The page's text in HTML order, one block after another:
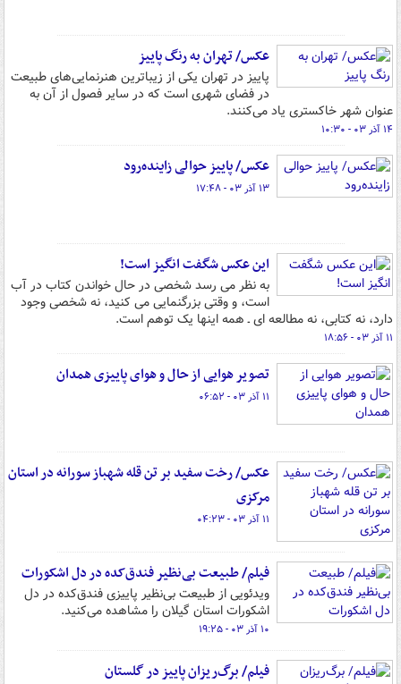
عکس/ تهران به رنگ پاییز
پاییز در تهران یکی از زیباترین هنرنمایی‌های طبیعت
در فضای شهری است که در سایر فصول از آن به
عنوان شهر خاکستری یاد می‌کنند.
۱۴ آذر ۰۳ - ۱۰:۳۰
عکس/ پاییز حوالی زاینده‌رود
۱۳ آذر ۰۳ - ۱۷:۴۸
این عکس شگفت انگیز است!
به نظر می رسد شخصی در حال خواندن کتاب در آب
است، و وقتی بزرگنمایی می کنید، نه شخصی وجود
دارد، نه کتابی، نه مطالعه ای ـ همه اینها یک توهم است.
۱۱ آذر ۰۳ - ۱۸:۵۶
تصویر هوایی از حال و هوای پاییزی همدان
۱۱ آذر ۰۳ - ۰۶:۵۲
عکس/ رخت سفید بر تن قله شهباز سورانه در استان
مرکزی
۱۱ آذر ۰۳ - ۰۴:۲۳
فیلم/ طبیعت بی‌نظیر فندق‌کده در دل اشکورات
ویدئویی از طبیعت بی‌نظیر پاییزی فندق‌کده در دل
اشکورات استان گیلان را مشاهده می‌کنید.
۱۰ آذر ۰۳ - ۱۹:۲۵
فیلم/ برگ‌ریزان پاییز در گلستان